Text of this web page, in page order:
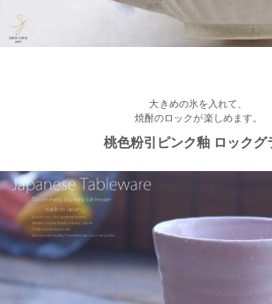
2023/2/13
≪新着商品≫ あったか手作りご飯茶碗・湯飲
2023/1/16
≪おすすめ≫ お好み具材の恵方巻♪大きいお
楽しみませんか？
大きめの氷を入れて、
焼酎のロックが楽しめます。
桃色粉引ピンク釉 ロックグ